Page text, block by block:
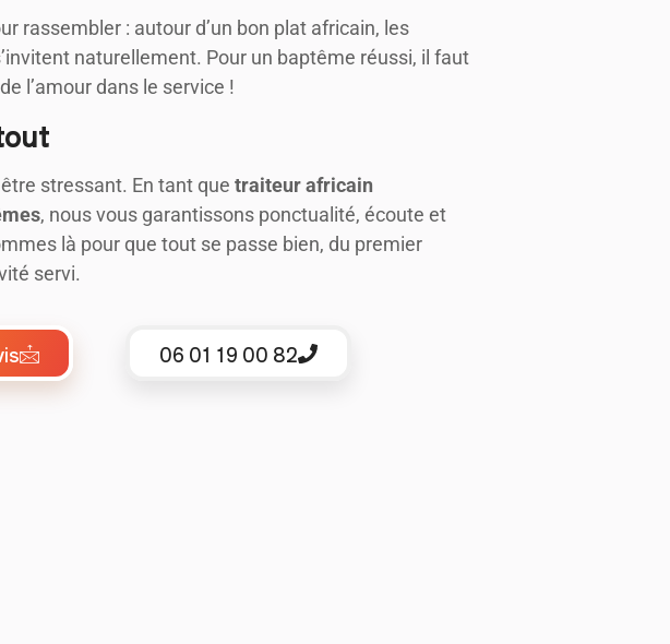
rassembler : autour d’un bon plat africain, les
naturellement. Pour un baptême réussi, il faut
l’amour dans le service !
stressant. En tant que traiteur africain
, nous vous garantissons ponctualité, écoute et
là pour que tout se passe bien, du premier
servi.
06 01 19 00 82